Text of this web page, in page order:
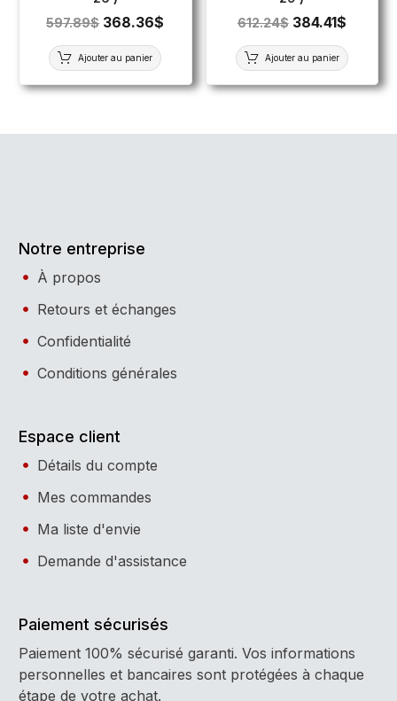
597.89$ 368.36$
Ajouter au panier
612.24$ 384.41$
Ajouter au panier
Notre entreprise
À propos
Retours et échanges
Confidentialité
Conditions générales
Espace client
Détails du compte
Mes commandes
Ma liste d'envie
Demande d'assistance
Paiement sécurisés
Paiement 100% sécurisé garanti. Vos informations
personnelles et bancaires sont protégées à chaque
étape de votre achat.